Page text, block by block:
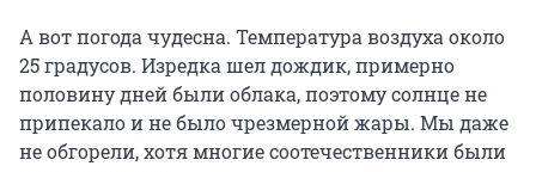
А вот погода чудесна. Температура воздуха около
25 градусов. Изредка шел дождик, примерно
половину дней были облака, поэтому солнце не
припекало и не было чрезмерной жары. Мы даже
не обгорели, хотя многие соотечественники были